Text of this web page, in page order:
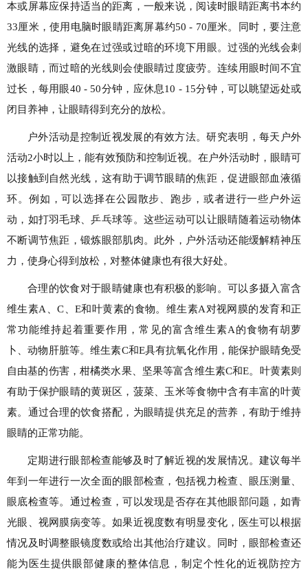
本或屏幕应保持适当的距离，一般来说，阅读时眼睛距离书本约
33厘米，使用电脑时眼睛距离屏幕约50 - 70厘米。同时，要注意
光线的选择，避免在过强或过暗的环境下用眼。过强的光线会刺
激眼睛，而过暗的光线则会使眼睛过度疲劳。连续用眼时间不宜
过长，每用眼40 - 50分钟，应休息10 - 15分钟，可以眺望远处或
闭目养神，让眼睛得到充分的放松。
户外活动是控制近视发展的有效方法。研究表明，每天户外
活动2小时以上，能有效预防和控制近视。在户外活动时，眼睛可
以接触到自然光线，这有助于调节眼睛的焦距，促进眼部血液循
环。例如，可以选择在公园散步、跑步，或者进行一些户外运
动，如打羽毛球、乒乓球等。这些运动可以让眼睛随着运动物体
不断调节焦距，锻炼眼部肌肉。此外，户外活动还能缓解精神压
力，使身心得到放松，对整体健康也有很大好处。
合理的饮食对于眼睛健康也有积极的影响。可以多摄入富含
维生素A、C、E和叶黄素的食物。维生素A对视网膜的发育和正
常功能维持起着重要作用，常见的富含维生素A的食物有胡萝
卜、动物肝脏等。维生素C和E具有抗氧化作用，能保护眼睛免受
自由基的伤害，柑橘类水果、坚果等富含维生素C和E。叶黄素则
有助于保护眼睛的黄斑区，菠菜、玉米等食物中含有丰富的叶黄
素。通过合理的饮食搭配，为眼睛提供充足的营养，有助于维持
眼睛的正常功能。
定期进行眼部检查能够及时了解近视的发展情况。建议每半
年到一年进行一次全面的眼部检查，包括视力检查、眼压测量、
眼底检查等。通过检查，可以发现是否存在其他眼部问题，如青
光眼、视网膜病变等。如果近视度数有明显变化，医生可以根据
情况及时调整眼镜度数或给出其他治疗建议。同时，眼部检查还
能为医生提供眼部健康的整体信息，制定个性化的近视防控方